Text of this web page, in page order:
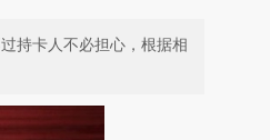
持卡人不必担心，根据相